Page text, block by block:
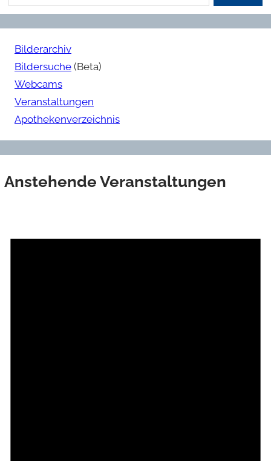
Bilderarchiv
Bildersuche (Beta)
Webcams
Veranstaltungen
Apothekenverzeichnis
Anstehende Veranstaltungen